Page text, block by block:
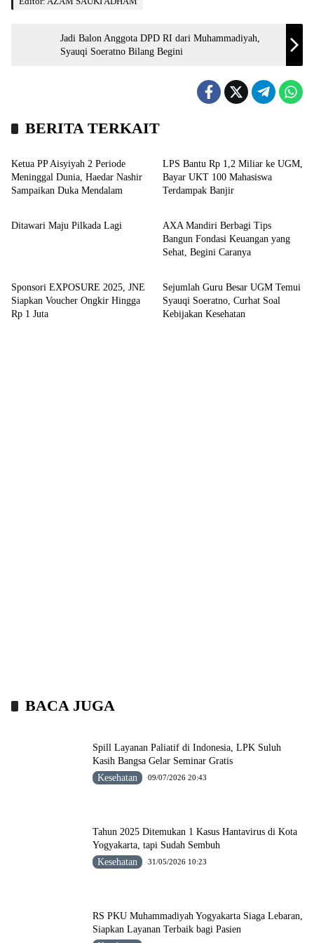
Jadi Balon Anggota DPD RI dari Muhammadiyah,
Syauqi Soeratno Bilang Begini
BERITA TERKAIT
Kronika
Ketua PP Aisyiyah 2 Periode
Meninggal Dunia, Haedar Nashir
Sampaikan Duka Mendalam
LPS Bantu Rp 1,2 Miliar ke UGM,
Bayar UKT 100 Mahasiswa
Terdampak Banjir
Profil
Ditawari Maju Pilkada Lagi
Bisnis
AXA Mandiri Berbagi Tips
Bangun Fondasi Keuangan yang
Sehat, Begini Caranya
Sponsori EXPOSURE 2025, JNE
Siapkan Voucher Ongkir Hingga
Rp 1 Juta
Kronika
Sejumlah Guru Besar UGM Temui
Syauqi Soeratno, Curhat Soal
Kebijakan Kesehatan
BACA JUGA
Spill Layanan Paliatif di Indonesia, LPK Suluh
Kasih Bangsa Gelar Seminar Gratis
Kesehatan
09/07/2026 20:43
Tahun 2025 Ditemukan 1 Kasus Hantavirus di Kota
Yogyakarta, tapi Sudah Sembuh
Kesehatan
31/05/2026 10:23
RS PKU Muhammadiyah Yogyakarta Siaga Lebaran,
Siapkan Layanan Terbaik bagi Pasien